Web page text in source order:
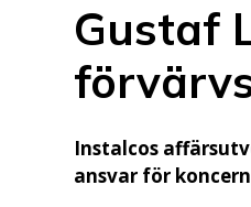
Gustaf
Instalcos
ansvar för